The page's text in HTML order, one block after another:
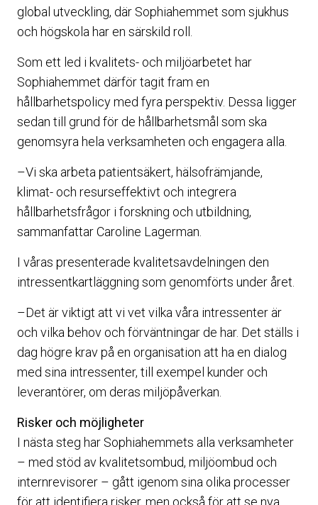
global utveckling, där Sophiahemmet som sjukhus
och högskola har en särskild roll.
Som ett led i kvalitets- och miljöarbetet har
Sophiahemmet därför tagit fram en
hållbarhetspolicy med fyra perspektiv. Dessa ligger
sedan till grund för de hållbarhetsmål som ska
genomsyra hela verksamheten och engagera alla.
–Vi ska arbeta patientsäkert, hälsofrämjande,
klimat- och resurseffektivt och integrera
hållbarhetsfrågor i forskning och utbildning,
sammanfattar Caroline Lagerman.
I våras presenterade kvalitetsavdelningen den
intressentkartläggning som genomförts under året.
–Det är viktigt att vi vet vilka våra intressenter är
och vilka behov och förväntningar de har. Det ställs i
dag högre krav på en organisation att ha en dialog
med sina intressenter, till exempel kunder och
leverantörer, om deras miljöpåverkan.
Risker och möjligheter
I nästa steg har Sophiahemmets alla verksamheter
– med stöd av kvalitetsombud, miljöombud och
internrevisorer – gått igenom sina olika processer
för att identifiera risker, men också för att se nya